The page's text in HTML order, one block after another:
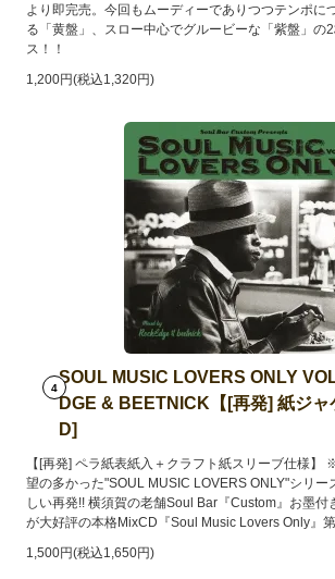
より即完売。今回もムーディーでありつつテンポに
る「黄盤」、スロー中心でグルービーな「紫盤」の
ス！！
1,200円(税込1,320円)
4
SOUL MUSIC LOVERS ONLY
DGE & BEETNICK【[再発] 紙ジャ
D]
【[再発] ペラ紙表紙入＋クラフト紙スリーブ仕様】
望の多かった"SOUL MUSIC LOVERS ONLY"シリー
しい再発!! 横須賀の老舗Soul Bar『Custom』お墨付
が大好評の本格MixCD『Soul Music Lovers Only』第
1,500円(税込1,650円)